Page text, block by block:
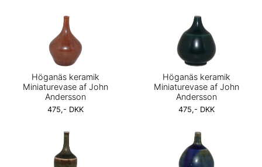
Höganäs keramik
Miniaturevase af John
Andersson
475,- DKK
Höganäs keramik
Miniaturevase af John
Andersson
475,- DKK